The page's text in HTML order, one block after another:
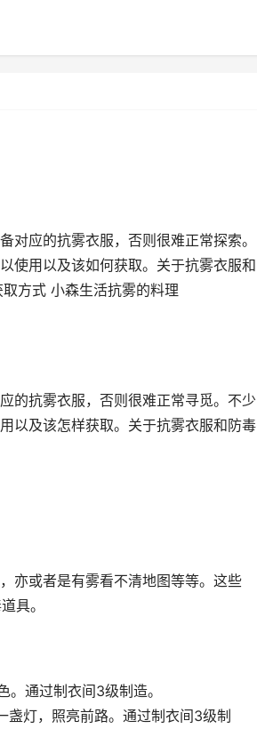
对应的抗雾衣服，否则很难正常探索。
使用以及该如何获取。关于抗雾衣服和
方式 小森生活抗雾的料理
的抗雾衣服，否则很难正常寻觅。不少
以及该怎样获取。关于抗雾衣服和防毒
亦或者是有雾看不清地图等等。这些
具。
通过制衣间3级制造。
灯，照亮前路。通过制衣间3级制